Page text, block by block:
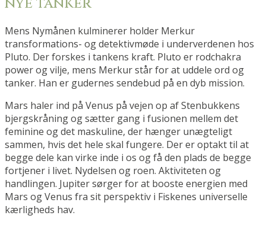
Mens Nymånen kulminerer holder Merkur
transformations- og detektivmøde i underverdenen hos
Pluto. Der forskes i tankens kraft. Pluto er rodchakra
power og vilje, mens Merkur står for at uddele ord og
tanker. Han er gudernes sendebud på en dyb mission.
Mars haler ind på Venus på vejen op af Stenbukkens
bjergskråning og sætter gang i fusionen mellem det
feminine og det maskuline, der hænger unægteligt
sammen, hvis det hele skal fungere. Der er optakt til at
begge dele kan virke inde i os og få den plads de begge
fortjener i livet. Nydelsen og roen. Aktiviteten og
handlingen. Jupiter sørger for at booste energien med
Mars og Venus fra sit perspektiv i Fiskenes universelle
kærligheds hav.